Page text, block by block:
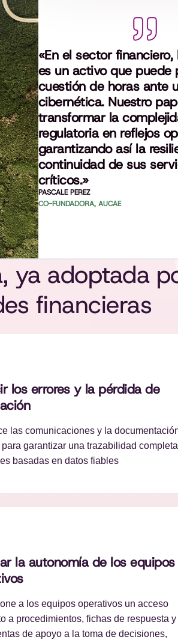
«En el sector financiero,
es un activo que puede
cuestión de horas ante
cibernética. Nuestro
transformar la
regulatoria en reflejos
garantizando así la
continuidad de sus
críticos.»
PASCALE PEREZ
CO-FUNDADORA, AUCAE
ya adoptada
financieras
los errores y la pérdida de
las comunicaciones y la
garantizar una trazabilidad
basadas en datos fiables
la autonomía de los equipos
a los equipos operativos un acceso
a procedimientos, fichas de respuesta y
de apoyo a la toma de decisiones,